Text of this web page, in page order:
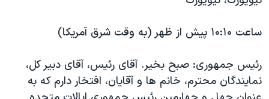
صفحه‌های ویژه
سفر پرزیدنت ترامپ به چین
ساعت ۱۰:۱۰ پیش از ظهر (به وقت شرق آمریکا)
رئیس جمهوری: صبح بخیر. آقای رئیس، آقای دبیر کل،
نمایندگان محترم، خانم ها و آقایان، افتخار دارم که به